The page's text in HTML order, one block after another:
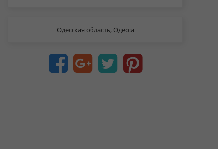
Одесская область, Одесса